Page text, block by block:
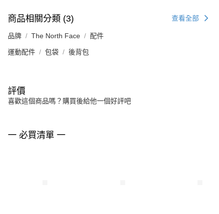
商品相關分類 (3) 查看全部
品牌 The North Face 配件
運動配件 包袋 後背包
評價
喜歡這個商品嗎？購買後給他一個好評吧
一 必買清單 一